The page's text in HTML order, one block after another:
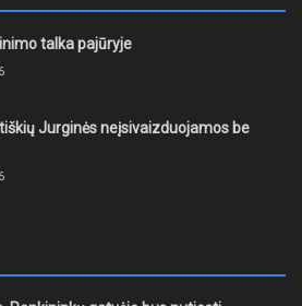
talka pajūryje
Jurginės neįsivaizduojamos be